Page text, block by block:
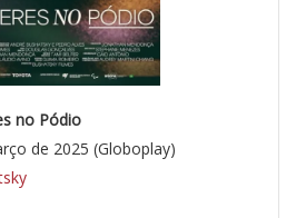
no Pódio
de 2025 (Globoplay)